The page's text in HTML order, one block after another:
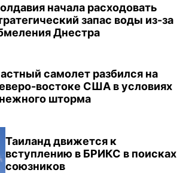
начала расходовать
запас воды из-за
Днестра
самолет разбился на
востоке США в условиях
шторма
Таиланд движется к
вступлению в БРИКС в поисках
союзников